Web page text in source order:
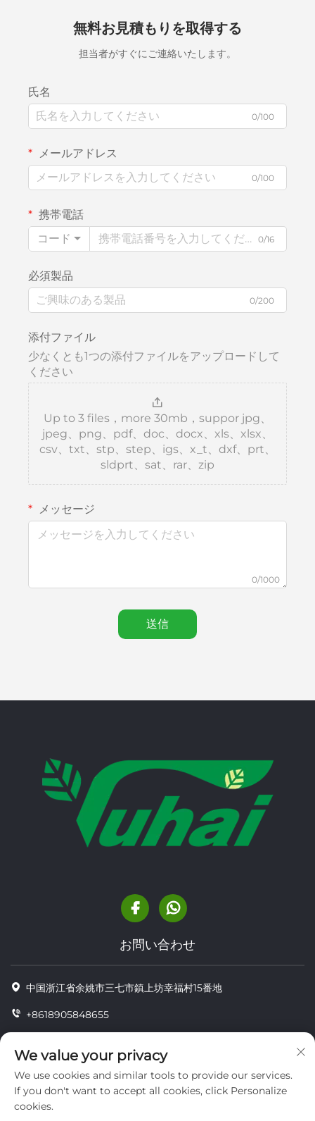
無料お見積もりを取得する
担当者がすぐにご連絡いたします。
氏名
0/100
メールアドレス
0/100
携帯電話
コード
0/16
必須製品
0/200
添付ファイル
少なくとも1つの添付ファイルをアップロードして
ください
Up to 3 files，more 30mb，suppor jpg、
jpeg、png、pdf、doc、docx、xls、xlsx、
csv、txt、stp、step、igs、x_t、dxf、prt、
sldprt、sat、rar、zip
メッセージ
0/1000
送信
お問い合わせ
中国浙江省余姚市三七市鎮上坊幸福村15番地
+8618905848655
[email protected]
We value your privacy
We use cookies and similar tools to provide our services.
If you don't want to accept all cookies, click Personalize
cookies.